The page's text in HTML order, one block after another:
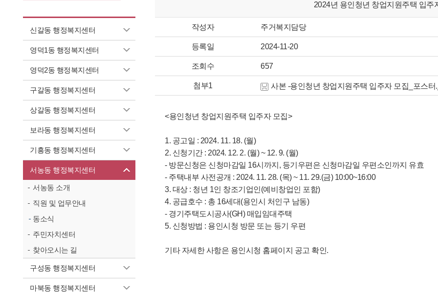
신갈동 행정복지센터
영덕1동 행정복지센터
영덕2동 행정복지센터
구갈동 행정복지센터
상갈동 행정복지센터
보라동 행정복지센터
기흥동 행정복지센터
서농동 행정복지센터
서농동 소개
직원 및 업무안내
동소식
주민자치센터
찾아오시는 길
구성동 행정복지센터
마북동 행정복지센터
2024년 용인청년 창업지원주택 입주
작성자 주거복지담당
등록일 2024-11-20
조회수 657
첨부1 사본 -용인청년 창업지원주택 입주자 모집_포스터
<용인청년 창업지원주택 입주자 모집>
1. 공고일 : 2024. 11. 18. (월)
2. 신청기간 : 2024. 12. 2. (월) ~ 12. 9. (월)
- 방문신청은 신청마감일 16시까지, 등기우편은 신청마감일 우편소인까지 유효
- 주택내부 사전공개 : 2024. 11. 28. (목) ~ 11. 29.(금) 10:00~16:00
3. 대상 : 청년 1인 창조기업인(예비창업인 포함)
4. 공급호수 : 총 16세대(용인시 처인구 남동)
- 경기주택도시공사(GH) 매입임대주택
5. 신청방법 : 용인시청 방문 또는 등기 우편
기타 자세한 사항은 용인시청 홈페이지 공고 확인.